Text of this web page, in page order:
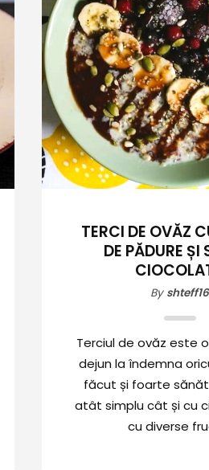
TERCI DE OVĂZ
DE PĂDURE ȘI
By shteff16
Terciul de ovăz este
dejun la îndemna
făcut și foarte
atât simplu cât și cu
cu diverse